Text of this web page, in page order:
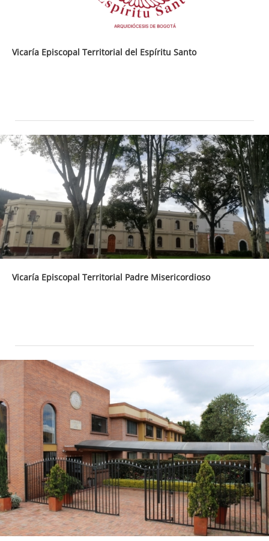
Vicaría Episcopal Territorial del Espíritu Santo
Vicaría Episcopal Territorial Padre Misericordioso